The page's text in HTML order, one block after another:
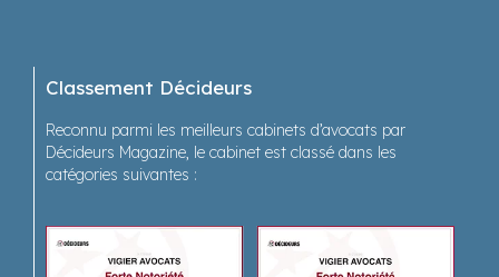
Classement Décideurs
Reconnu parmi les meilleurs cabinets d’avocats par
Décideurs Magazine, le cabinet est classé dans les
catégories suivantes :